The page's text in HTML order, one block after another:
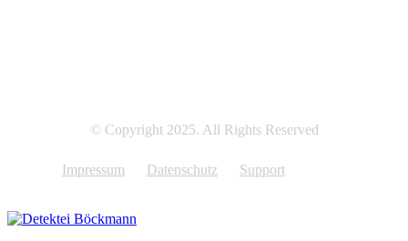
© Copyright 2025. All Rights Reserved
Impressum Datenschutz Support